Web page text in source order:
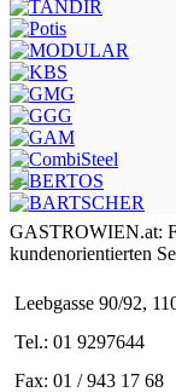
GASTROWIEN.at:
kundenorientierten
Leebgasse 90/92,
Tel.: 01 9297644
Fax: 01 / 943 17 68